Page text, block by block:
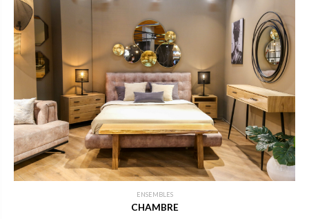
ENSEMBLES
CHAMBRE